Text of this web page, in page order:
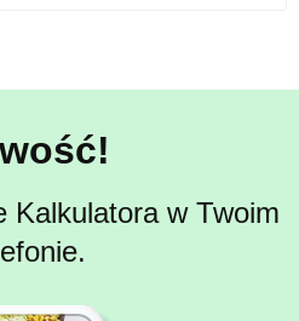
Kalkulatora w Twoim